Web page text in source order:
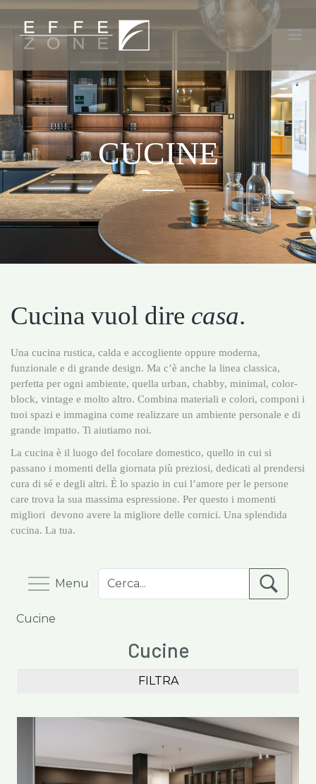
CUCINE
Cucina vuol dire casa.
Una cucina rustica, calda e accogliente oppure moderna,
funzionale e di grande design. Ma c’è anche la linea classica,
perfetta per ogni ambiente, quella urban, chabby, minimal, color-
block, vintage e molto altro. Combina materiali e colori, componi i
tuoi spazi e immagina come realizzare un ambiente personale e di
grande impatto. Ti aiutiamo noi.
La cucina è il luogo del focolare domestico, quello in cui si
passano i momenti della giornata più preziosi, dedicati al prendersi
cura di sé e degli altri. È lo spazio in cui l’amore per le persone
care trova la sua massima espressione. Per questo i momenti
migliori devono avere la migliore delle cornici. Una splendida
cucina. La tua.